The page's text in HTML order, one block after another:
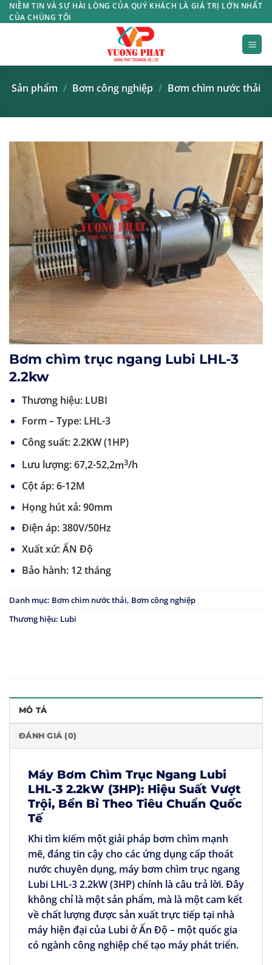
Bỏ
qua
NIỀM TIN VÀ SỰ HÀI LÒNG CỦA QUÝ KHÁCH LÀ GIÁ TRỊ LỚN NHẤT
CỦA CHÚNG TÔI
Sản phẩm / Bơm công nghiệp / Bơm chìm nước thải
Bơm chìm trục ngang Lubi LHL-3
2.2kw
Thương hiệu: LUBI
Form – Type: LHL-3
Công suất: 2.2KW (1HP)
Lưu lượng: 67,2-52,2m3/h
Cột áp: 6-12M
Họng hút xả: 90mm
Điện áp: 380V/50Hz
Xuất xứ: ẤN Độ
Bảo hành: 12 tháng
Danh mục: Bơm chìm nước thải, Bơm công nghiệp
Thương hiệu: Lubi
MÔ TẢ
ĐÁNH GIÁ (0)
Máy Bơm Chìm Trục Ngang Lubi
LHL-3 2.2kW (3HP): Hiệu Suất Vượt
Trội, Bền Bỉ Theo Tiêu Chuẩn Quốc
Tế
Khi tìm kiếm một giải pháp bơm chìm mạnh
mẽ, đáng tin cậy cho các ứng dụng cấp thoát
nước chuyên dụng, máy bơm chìm trục ngang
Lubi LHL-3 2.2kW (3HP)chính là câu trả lời. Đây
không chỉ là một sản phẩm, mà là một cam kết
về chất lượng được sản xuất trực tiếp tại nhà
máy hiện đại của Lubi ở Ấn Độ – một quốc gia
có ngành công nghiệp chế tạo máy phát triển.